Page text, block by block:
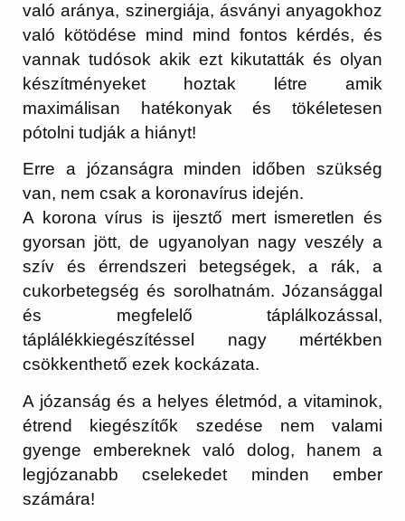
való aránya, szinergiája, ásványi anyagokhoz
való kötödése mind mind fontos kérdés, és
vannak tudósok akik ezt kikutatták és olyan
készítményeket hoztak létre amik
maximálisan hatékonyak és tökéletesen
pótolni tudják a hiányt!
Erre a józanságra minden időben szükség
van, nem csak a koronavírus idején.
A korona vírus is ijesztő mert ismeretlen és
gyorsan jött, de ugyanolyan nagy veszély a
szív és érrendszeri betegségek, a rák, a
cukorbetegség és sorolhatnám. Józansággal
és megfelelő táplálkozással,
táplálékkiegészítéssel nagy mértékben
csökkenthető ezek kockázata.
A józanság és a helyes életmód, a vitaminok,
étrend kiegészítők szedése nem valami
gyenge embereknek való dolog, hanem a
legjózanabb cselekedet minden ember
számára!